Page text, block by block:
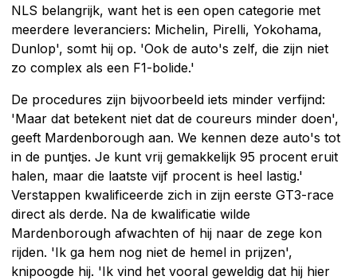
NLS belangrijk, want het is een open categorie met
meerdere leveranciers: Michelin, Pirelli, Yokohama,
Dunlop', somt hij op. 'Ook de auto's zelf, die zijn niet
zo complex als een F1-bolide.'
De procedures zijn bijvoorbeeld iets minder verfijnd:
'Maar dat betekent niet dat de coureurs minder doen',
geeft Mardenborough aan. We kennen deze auto's tot
in de puntjes. Je kunt vrij gemakkelijk 95 procent eruit
halen, maar die laatste vijf procent is heel lastig.'
Verstappen kwalificeerde zich in zijn eerste GT3-race
direct als derde. Na de kwalificatie wilde
Mardenborough afwachten of hij naar de zege kon
rijden. 'Ik ga hem nog niet de hemel in prijzen',
knipoogde hij. 'Ik vind het vooral geweldig dat hij hier